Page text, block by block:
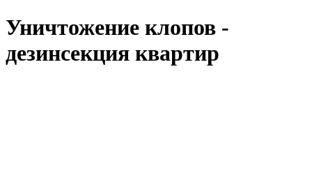
Уничтожение клопов -
дезинсекция квартир